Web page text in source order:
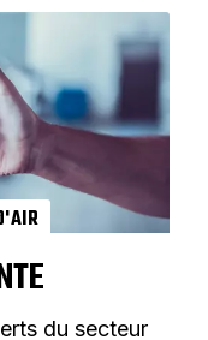
du secteur